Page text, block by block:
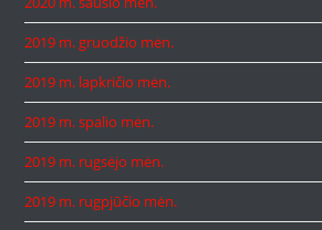
2019 m. gruodžio mėn.
2019 m. lapkričio mėn.
2019 m. spalio mėn.
2019 m. rugsėjo mėn.
2019 m. rugpjūčio mėn.